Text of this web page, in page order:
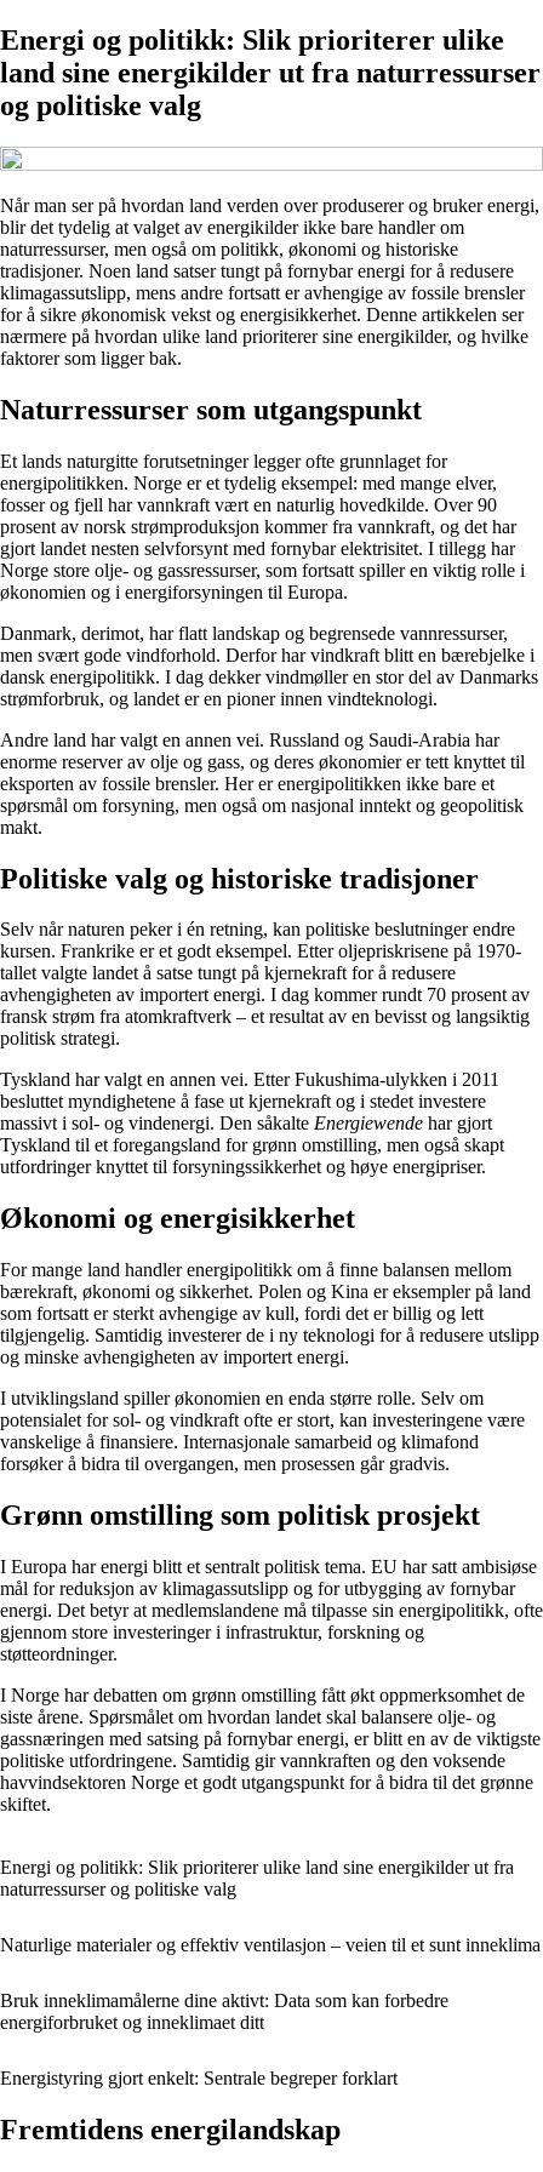
Energi og politikk: Slik prioriterer ulike
land sine energikilder ut fra naturressurser
og politiske valg
Når man ser på hvordan land verden over produserer og bruker energi,
blir det tydelig at valget av energikilder ikke bare handler om
naturressurser, men også om politikk, økonomi og historiske
tradisjoner. Noen land satser tungt på fornybar energi for å redusere
klimagassutslipp, mens andre fortsatt er avhengige av fossile brensler
for å sikre økonomisk vekst og energisikkerhet. Denne artikkelen ser
nærmere på hvordan ulike land prioriterer sine energikilder, og hvilke
faktorer som ligger bak.
Naturressurser som utgangspunkt
Et lands naturgitte forutsetninger legger ofte grunnlaget for
energipolitikken. Norge er et tydelig eksempel: med mange elver,
fosser og fjell har vannkraft vært en naturlig hovedkilde. Over 90
prosent av norsk strømproduksjon kommer fra vannkraft, og det har
gjort landet nesten selvforsynt med fornybar elektrisitet. I tillegg har
Norge store olje- og gassressurser, som fortsatt spiller en viktig rolle i
økonomien og i energiforsyningen til Europa.
Danmark, derimot, har flatt landskap og begrensede vannressurser,
men svært gode vindforhold. Derfor har vindkraft blitt en bærebjelke i
dansk energipolitikk. I dag dekker vindmøller en stor del av Danmarks
strømforbruk, og landet er en pioner innen vindteknologi.
Andre land har valgt en annen vei. Russland og Saudi-Arabia har
enorme reserver av olje og gass, og deres økonomier er tett knyttet til
eksporten av fossile brensler. Her er energipolitikken ikke bare et
spørsmål om forsyning, men også om nasjonal inntekt og geopolitisk
makt.
Politiske valg og historiske tradisjoner
Selv når naturen peker i én retning, kan politiske beslutninger endre
kursen. Frankrike er et godt eksempel. Etter oljepris­krisene på 1970-
tallet valgte landet å satse tungt på kjernekraft for å redusere
avhengigheten av importert energi. I dag kommer rundt 70 prosent av
fransk strøm fra atomkraftverk – et resultat av en bevisst og langsiktig
politisk strategi.
Tyskland har valgt en annen vei. Etter Fukushima-ulykken i 2011
besluttet myndighetene å fase ut kjernekraft og i stedet investere
massivt i sol- og vindenergi. Den såkalte Energiewende har gjort
Tyskland til et foregangsland for grønn omstilling, men også skapt
utfordringer knyttet til forsyningssikkerhet og høye energipriser.
Økonomi og energisikkerhet
For mange land handler energipolitikk om å finne balansen mellom
bærekraft, økonomi og sikkerhet. Polen og Kina er eksempler på land
som fortsatt er sterkt avhengige av kull, fordi det er billig og lett
tilgjengelig. Samtidig investerer de i ny teknologi for å redusere utslipp
og minske avhengigheten av importert energi.
I utviklingsland spiller økonomien en enda større rolle. Selv om
potensialet for sol- og vindkraft ofte er stort, kan investeringene være
vanskelige å finansiere. Internasjonale samarbeid og klimafond
forsøker å bidra til overgangen, men prosessen går gradvis.
Grønn omstilling som politisk prosjekt
I Europa har energi blitt et sentralt politisk tema. EU har satt ambisiøse
mål for reduksjon av klimagassutslipp og for utbygging av fornybar
energi. Det betyr at medlemslandene må tilpasse sin energipolitikk, ofte
gjennom store investeringer i infrastruktur, forskning og
støtteordninger.
I Norge har debatten om grønn omstilling fått økt oppmerksomhet de
siste årene. Spørsmålet om hvordan landet skal balansere olje- og
gassnæringen med satsing på fornybar energi, er blitt en av de viktigste
politiske utfordringene. Samtidig gir vannkraften og den voksende
havvindsektoren Norge et godt utgangspunkt for å bidra til det grønne
skiftet.
Energi og politikk: Slik prioriterer ulike land sine energikilder ut fra
naturressurser og politiske valg
Naturlige materialer og effektiv ventilasjon – veien til et sunt inneklima
Bruk inneklimamålerne dine aktivt: Data som kan forbedre
energiforbruket og inneklimaet ditt
Energistyring gjort enkelt: Sentrale begreper forklart
Fremtidens energilandskap